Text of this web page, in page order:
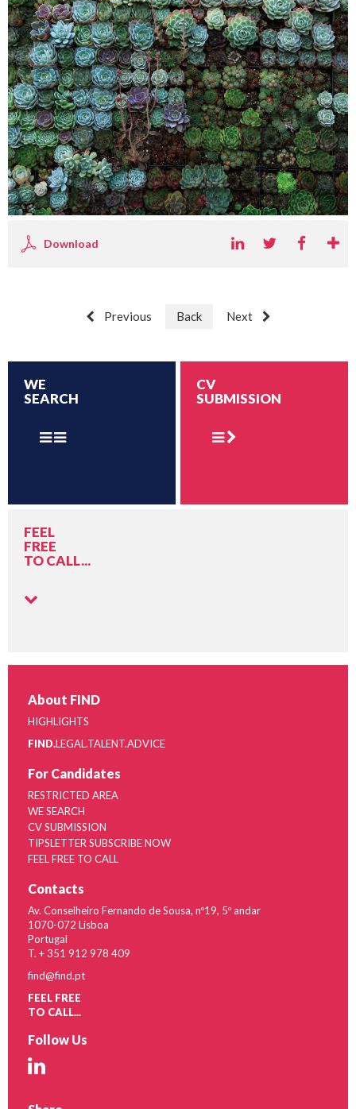
Download
Previous Back Next
WE
SEARCH
CV
SUBMISSION
FEEL
FREE
TO CALL...
About FIND
HIGHLIGHTS
FIND.LEGAL.TALENT.ADVICE
For Candidates
RESTRICTED AREA
WE SEARCH
CV SUBMISSION
TIPSLETTER SUBSCRIBE NOW
FEEL FREE TO CALL
Contacts
Av. Conselheiro Fernando de Sousa, nº19, 5º andar
1070-072 Lisboa
Portugal
T. + 351 912 978 409
find@find.pt
FEEL FREE
TO CALL...
Follow Us